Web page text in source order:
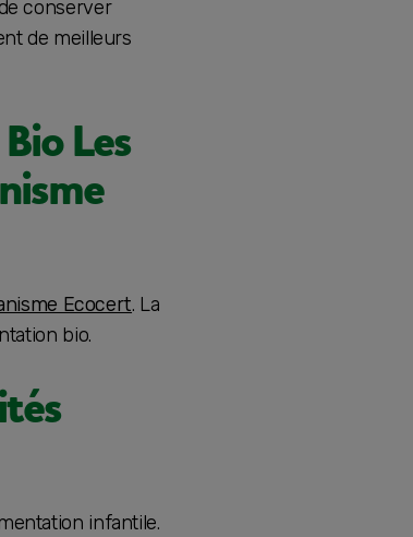
conserver
de meilleurs
Les
Ecocert. La
bio.
infantile.